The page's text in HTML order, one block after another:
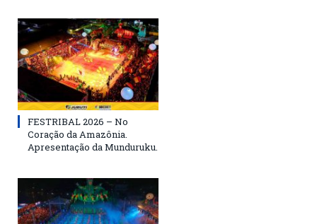
FESTRIBAL 2026 – No
Coração da Amazônia.
Apresentação da Munduruku.